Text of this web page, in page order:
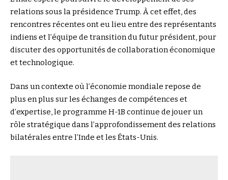
relations sous la présidence Trump. À cet effet, des
rencontres récentes ont eu lieu entre des représentants
indiens et l’équipe de transition du futur président, pour
discuter des opportunités de collaboration économique
et technologique.
Dans un contexte où l’économie mondiale repose de
plus en plus sur les échanges de compétences et
d’expertise, le programme H-1B continue de jouer un
rôle stratégique dans l’approfondissement des relations
bilatérales entre l’Inde et les États-Unis.